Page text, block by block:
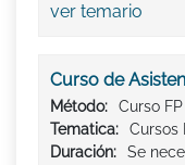
ver temario
Curso de
Método:
Curso
Tematica:
Cursos
Duración:
Se